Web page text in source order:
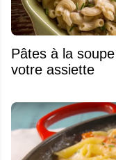
Pâtes à la
votre assiette